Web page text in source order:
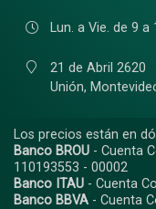
Lun. a Vie. de 9 a
21 de Abril 2620
Unión,
Los precios están en
Banco BROU - Cuenta
110193553 - 00002
Banco ITAU - Cuenta
Banco BBVA - Cuenta